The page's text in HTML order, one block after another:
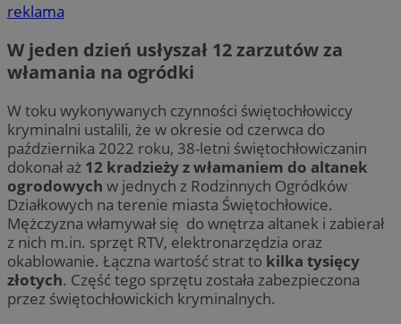
reklama
W jeden dzień usłyszał 12 zarzutów za
włamania na ogródki
W toku wykonywanych czynności świętochłowiccy
kryminalni ustalili, że w okresie od czerwca do
października 2022 roku, 38-letni świętochłowiczanin
dokonał aż 12 kradzieży z włamaniem do altanek
ogrodowych w jednych z Rodzinnych Ogródków
Działkowych na terenie miasta Świętochłowice.
Mężczyzna włamywał się do wnętrza altanek i zabierał
z nich m.in. sprzęt RTV, elektronarzędzia oraz
okablowanie. Łączna wartość strat to kilka tysięcy
złotych. Część tego sprzętu została zabezpieczona
przez świętochłowickich kryminalnych.